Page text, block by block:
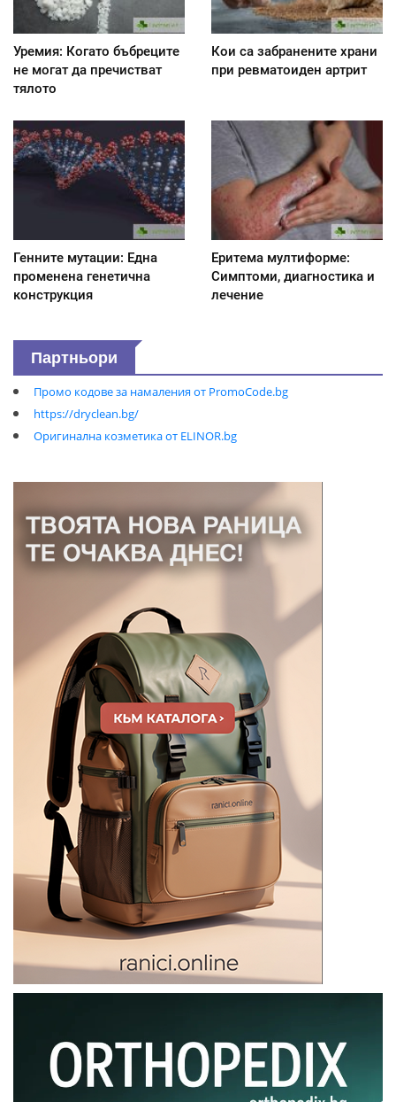
Уремия: Когато бъбреците
не могат да пречистват
тялото
Кои са забранените храни
при ревматоиден артрит
Генните мутации: Една
променена генетична
конструкция
Еритема мултиформе:
Симптоми, диагностика и
лечение
Партньори
Промо кодове за намаления от PromoCode.bg
https://dryclean.bg/
Оригинална козметика от ELINOR.bg